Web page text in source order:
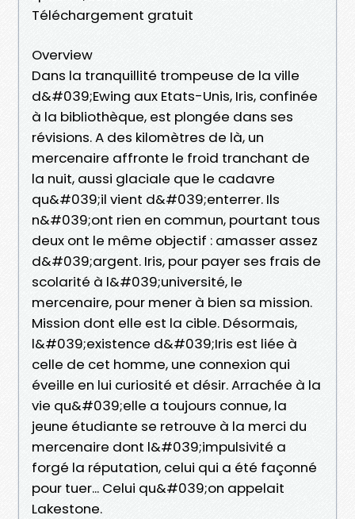
Téléchargement gratuit
Overview
Dans la tranquillité trompeuse de la ville
d&#039;Ewing aux Etats-Unis, Iris, confinée
à la bibliothèque, est plongée dans ses
révisions. A des kilomètres de là, un
mercenaire affronte le froid tranchant de
la nuit, aussi glaciale que le cadavre
qu&#039;il vient d&#039;enterrer. Ils
n&#039;ont rien en commun, pourtant tous
deux ont le même objectif : amasser assez
d&#039;argent. Iris, pour payer ses frais de
scolarité à l&#039;université, le
mercenaire, pour mener à bien sa mission.
Mission dont elle est la cible. Désormais,
l&#039;existence d&#039;Iris est liée à
celle de cet homme, une connexion qui
éveille en lui curiosité et désir. Arrachée à la
vie qu&#039;elle a toujours connue, la
jeune étudiante se retrouve à la merci du
mercenaire dont l&#039;impulsivité a
forgé la réputation, celui qui a été façonné
pour tuer... Celui qu&#039;on appelait
Lakestone.